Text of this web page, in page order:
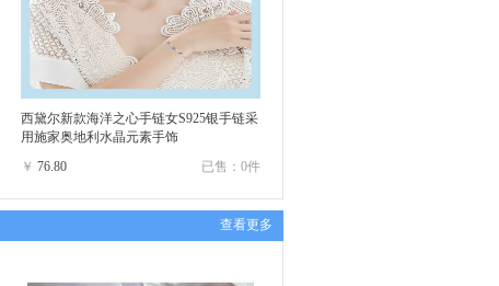
西黛尔新款海洋之心手链女S925银手链采
用施家奥地利水晶元素手饰
￥ 76.80 已售：0件
查看更多